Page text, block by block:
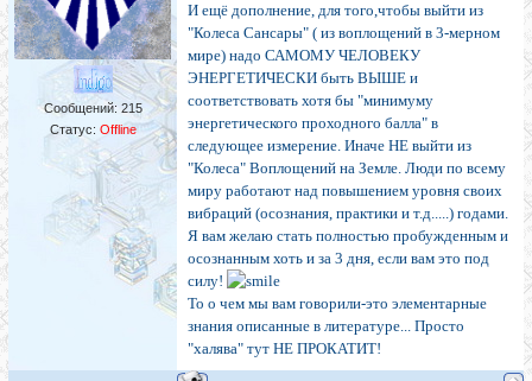
Сообщений: 215
Статус: Offline
И ещё дополнение, для того,чтобы выйти из
"Колеса Сансары" ( из воплощений в 3-мерном
мире) надо САМОМУ ЧЕЛОВЕКУ
ЭНЕРГЕТИЧЕСКИ быть ВЫШЕ и
соответствовать хотя бы "минимуму
энергетического проходного балла" в
следующее измерение. Иначе НЕ выйти из
"Колеса" Воплощений на Земле. Люди по всему
миру работают над повышением уровня своих
вибраций (осознания, практики и т.д.....) годами.
Я вам желаю стать полностью пробужденным и
осознанным хоть и за 3 дня, если вам это под
силу!
То о чем мы вам говорили-это элементарные
знания описанные в литературе... Просто
"халява" тут НЕ ПРОКАТИТ!